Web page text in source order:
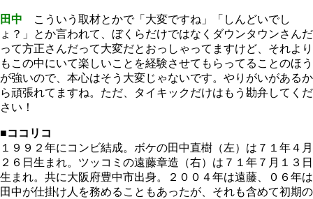
田中 こういう取材とかで「大変ですね」「しんどいでし
ょ？」とか言われて、ぼくらだけではなくダウンタウンさんだ
って方正さんだって大変だとおっしゃってますけど、それより
もこの中にいて楽しいことを経験させてもらってることのほう
が強いので、本心はそう大変じゃないです。やりがいがあるか
ら頑張れてますね。ただ、タイキックだけはもう勘弁してくだ
さい！
■ココリコ
１９９２年にコンビ結成。ボケの田中直樹（左）は７１年４月
２６日生まれ。ツッコミの遠藤章造（右）は７１年７月１３日
生まれ。共に大阪府豊中市出身。２００４年は遠藤、０６年は
田中が仕掛け人を務めることもあったが、それも含めて初期の